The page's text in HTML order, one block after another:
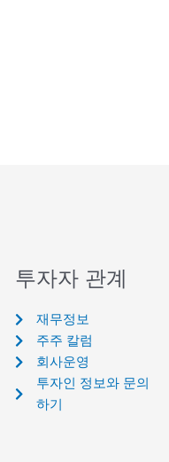
투자자 관계
재무정보
주주 칼럼
회사운영
투자인 정보와 문의
하기